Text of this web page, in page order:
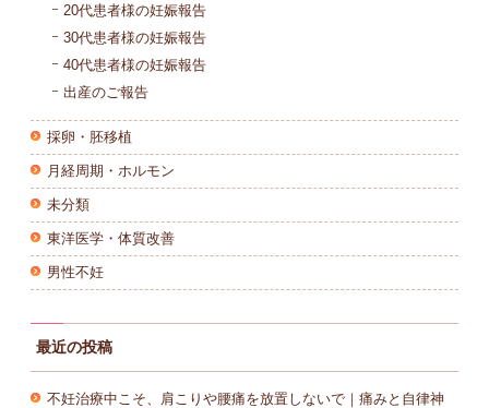
20代患者様の妊娠報告
30代患者様の妊娠報告
40代患者様の妊娠報告
出産のご報告
採卵・胚移植
月経周期・ホルモン
未分類
東洋医学・体質改善
男性不妊
最近の投稿
不妊治療中こそ、肩こりや腰痛を放置しないで｜痛みと自律神